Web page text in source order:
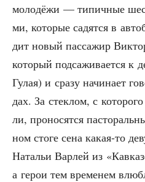
моло­дё­жи — типич­ные
ми, кото­рые садят­ся в
дит новый пас­са­жир
кото­рый под­са­жи­ва­ет­ся к
Гулая) и сра­зу начи­на­ет
дах. За стек­лом, с
ли, про­но­сят­ся
ном сто­ге сена какая-то
Ната­льи Вар­лей из
а герои тем вре­ме­нем